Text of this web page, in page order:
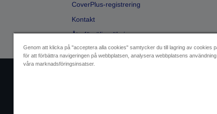
CoverPlus-registrering
Kontakt
Återförsäljarsökning
Genom att klicka på "acceptera alla cookies" samtycker du till lagring av cookies
för att förbättra navigeringen på webbplatsen, analysera webbplatsens
våra marknadsföringsinsatser.